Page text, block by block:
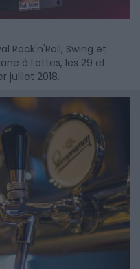
Rock'n'Roll, Swing et
à Lattes, les 29 et
juillet 2018.